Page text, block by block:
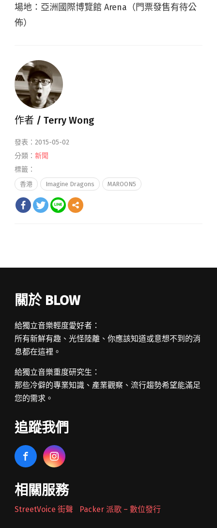
場地：亞洲國際博覽館 Arena（門票發售有待公
佈）
作者 / Terry Wong
發表：2015-05-02
分類： 新聞
標籤：
香港 Imagine Dragons MAROON5
關於 BLOW
給獨立音樂輕度愛好者：
所有新鮮有趣、光怪陸離、你應該知道或意想不到的消
息都在這裡。
給獨立音樂重度研究生：
那些冷僻的專業知識、產業觀察、流行趨勢希望能滿足
您的需求。
追蹤我們
相關服務
StreetVoice 街聲 Packer 派歌 – 數位發行